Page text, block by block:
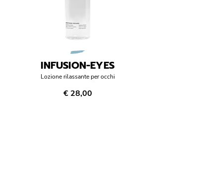
INFUSION-EYES
Lozione rilassante per occhi
€ 28,00